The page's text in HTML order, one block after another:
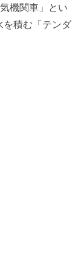
機関車」とい
を積む「テンダ